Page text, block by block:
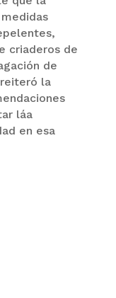
criaderos de
de
la
láa
en esa